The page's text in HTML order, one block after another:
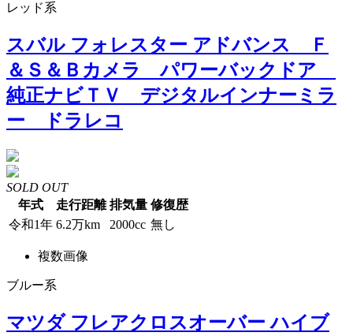
レッド系
スバル フォレスター アドバンス Ｆ
＆Ｓ＆Ｂカメラ パワーバックドア
純正ナビＴＶ デジタルインナーミラ
ー ドラレコ
SOLD OUT
年式
走行距離 排気量 修復歴
令和1年 6.2万km 2000cc 無し
複数画像
ブルー系
マツダ フレアクロスオーバー ハイブ